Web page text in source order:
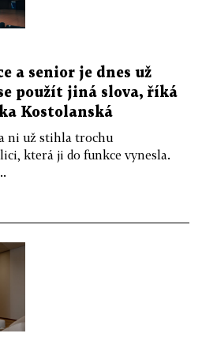
a senior je dnes už
použít jiná slova, říká
Kostolanská
ni už stihla trochu
která ji do funkce vynesla.